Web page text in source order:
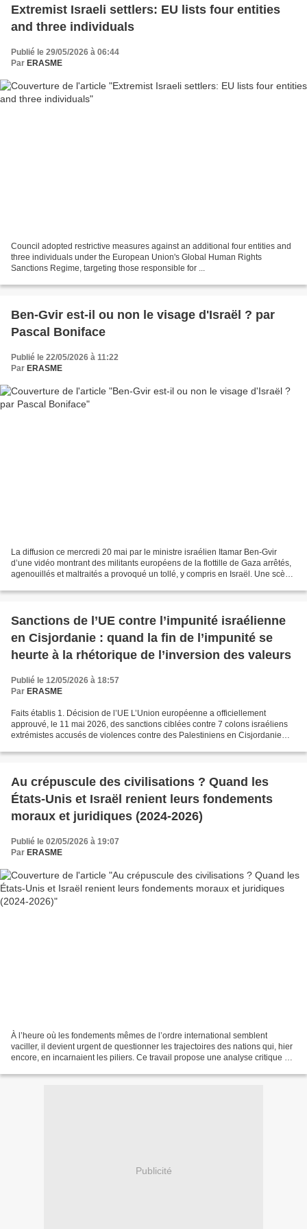
Extremist Israeli settlers: EU lists four entities
and three individuals
Publié le 29/05/2026 à 06:44
Par ERASME
Council adopted restrictive measures against an additional four entities and
three individuals under the European Union's Global Human Rights
Sanctions Regime, targeting those responsible for ...
Ben-Gvir est-il ou non le visage d'Israël ? par
Pascal Boniface
Publié le 22/05/2026 à 11:22
Par ERASME
La diffusion ce mercredi 20 mai par le ministre israélien Itamar Ben-Gvir
d’une vidéo montrant des militants européens de la flottille de Gaza arrêtés,
agenouillés et maltraités a provoqué un tollé, y compris en Israël. Une scène
Sanctions de l’UE contre l’impunité israélienne
en Cisjordanie : quand la fin de l’impunité se
heurte à la rhétorique de l’inversion des valeurs
Publié le 12/05/2026 à 18:57
Par ERASME
Faits établis 1. Décision de l’UE L’Union européenne a officiellement
approuvé, le 11 mai 2026, des sanctions ciblées contre 7 colons israéliens
extrémistes accusés de violences contre des Palestiniens en Cisjordanie
Au crépuscule des civilisations ? Quand les
États-Unis et Israël renient leurs fondements
moraux et juridiques (2024-2026)
Publié le 02/05/2026 à 19:07
Par ERASME
À l’heure où les fondements mêmes de l’ordre international semblent
vaciller, il devient urgent de questionner les trajectoires des nations qui, hier
encore, en incarnaient les piliers. Ce travail propose une analyse critique et
Publicité